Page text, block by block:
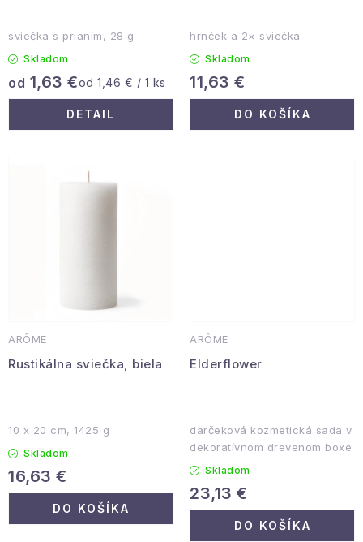
Reklamácia a vrátenie
Obchodné podmienky
Info o nákupe
Kontakty
sviečka s prianím, 28 g
Skladom
od 1,63 €Jednotková
cena:
od 1,46 € / 1 ks
DETAIL
hrnček a 2× sviečka
Skladom
11,63 €
DO KOŠÍKA
ARÔME
Rustikálna sviečka, biela
10 x 20 cm, 1425 g
Skladom
16,63 €
DO KOŠÍKA
ARÔME
Elderflower
darčeková kozmetická sada v
dekoratívnom drevenom boxe
Skladom
23,13 €
DO KOŠÍKA